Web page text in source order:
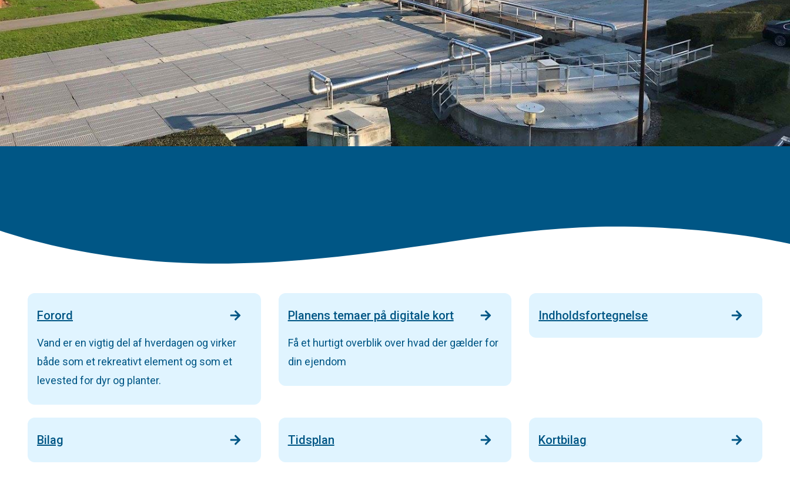
Vand er en vigtig del af hverdagen og virker
både som et rekreativt element og som et
levested for dyr og planter.
Forord
Få et hurtigt overblik over hvad der gælder for
din ejendom
Planens temaer på digitale kort Indholdsfortegnelse
Bilag Tidsplan Kortbilag